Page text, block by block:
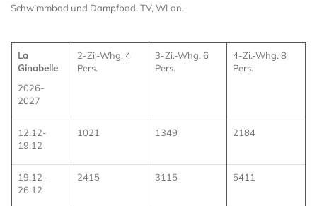
Schwimmbad und Dampfbad. TV, WLan.
La
Ginabelle
2026-
2027
2-Zi.-Whg. 4
Pers.
3-Zi.-Whg. 6
Pers.
4-Zi.-Whg. 8
Pers.
12.12-
19.12
1021 1349 2184
19.12-
26.12
2415 3115 5411